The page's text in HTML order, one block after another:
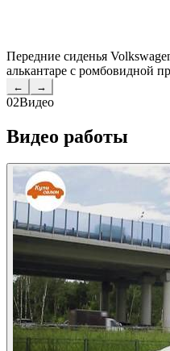
Передние сиденья
алькантаре с ромбовидной
← →
02Видео
Видео работы